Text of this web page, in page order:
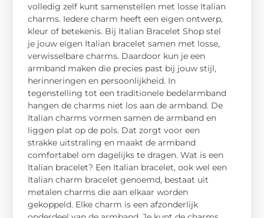
volledig zelf kunt samenstellen met losse Italian
charms. Iedere charm heeft een eigen ontwerp,
kleur of betekenis. Bij Italian Bracelet Shop stel
je jouw eigen Italian bracelet samen met losse,
verwisselbare charms. Daardoor kun je een
armband maken die precies past bij jouw stijl,
herinneringen en persoonlijkheid. In
tegenstelling tot een traditionele bedelarmband
hangen de charms niet los aan de armband. De
Italian charms vormen samen de armband en
liggen plat op de pols. Dat zorgt voor een
strakke uitstraling en maakt de armband
comfortabel om dagelijks te dragen. Wat is een
Italian bracelet? Een Italian bracelet, ook wel een
Italian charm bracelet genoemd, bestaat uit
metalen charms die aan elkaar worden
gekoppeld. Elke charm is een afzonderlijk